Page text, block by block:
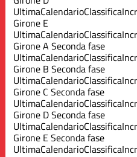
UltimaCalendarioClassifica
Girone E
UltimaCalendarioClassifica
Girone A Seconda fase
UltimaCalendarioClassifica
Girone B Seconda fase
UltimaCalendarioClassifica
Girone C Seconda fase
UltimaCalendarioClassifica
Girone D Seconda fase
UltimaCalendarioClassifica
Girone E Seconda fase
UltimaCalendarioClassifica